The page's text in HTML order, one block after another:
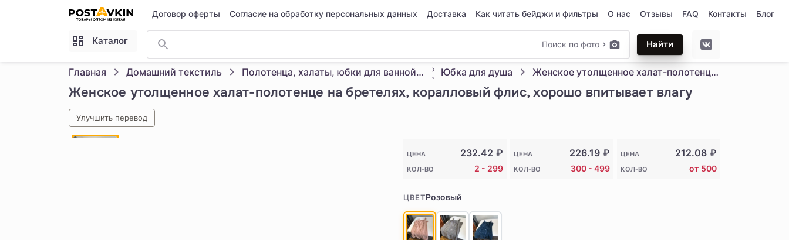
Перейти к основному содержимому
Договор оферты Согласие на обработку персональных данных Доставка Как читать бейджи и фильтры О нас Отзывы FAQ Контакты Блог
Каталог Поиск по фото Найти
Главная Домашний текстиль Полотенца, халаты, юбки для ванной, пляжные полотенца Юбка для душа Женское утолщенное халат-полотенце на бретелях, коралловый флис, хорошо впитывает влагу
Женское утолщенное халат-полотенце на бретелях, коралловый флис, хорошо впитывает влагу
Улучшить перевод
ЦЕНА 232.42 ₽
КОЛ-ВО 2 - 299
ЦЕНА 226.19 ₽
КОЛ-ВО 300 - 499
ЦЕНА 212.08 ₽
КОЛ-ВО от 500
ЦВЕТРозовый